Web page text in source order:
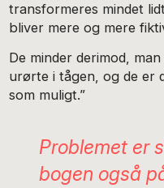
transformeres mindet
bliver mere og mere
De minder derimod,
urørte i tågen, og de er
som muligt.”
Problemet er
bogen også